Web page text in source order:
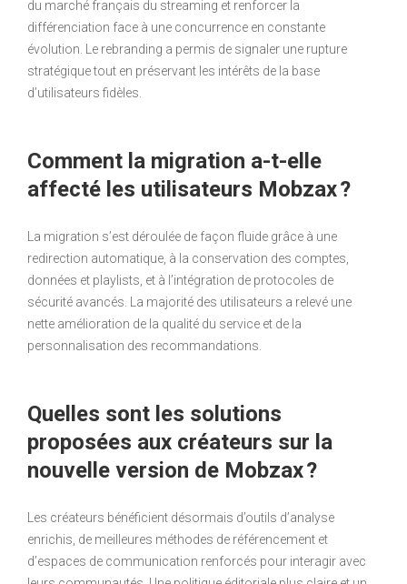
du marché français du streaming et renforcer la
différenciation face à une concurrence en constante
évolution. Le rebranding a permis de signaler une rupture
stratégique tout en préservant les intérêts de la base
d’utilisateurs fidèles.
Comment la migration a-t-elle
affecté les utilisateurs Mobzax ?
La migration s’est déroulée de façon fluide grâce à une
redirection automatique, à la conservation des comptes,
données et playlists, et à l’intégration de protocoles de
sécurité avancés. La majorité des utilisateurs a relevé une
nette amélioration de la qualité du service et de la
personnalisation des recommandations.
Quelles sont les solutions
proposées aux créateurs sur la
nouvelle version de Mobzax ?
Les créateurs bénéficient désormais d’outils d’analyse
enrichis, de meilleures méthodes de référencement et
d’espaces de communication renforcés pour interagir avec